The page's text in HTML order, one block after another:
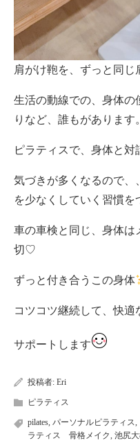
肩がけ鞄を、ずっと同じ
生活の動線での、身体の
りなど、誰もがあります。
ピラティスで、身体と対
気づきが多くなるので、
を少なくしていく習慣を
車の車検と同じ、身体は
切♡
ずっと付き合うこの身体
コツコツ継続して、快適
サポートします
投稿者: Eri
ピラティス
pilates, パーソナルピラティス,
ラティス 骨格メイク, 池尻